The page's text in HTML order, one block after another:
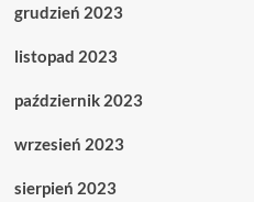
grudzień 2023
listopad 2023
październik 2023
wrzesień 2023
sierpień 2023